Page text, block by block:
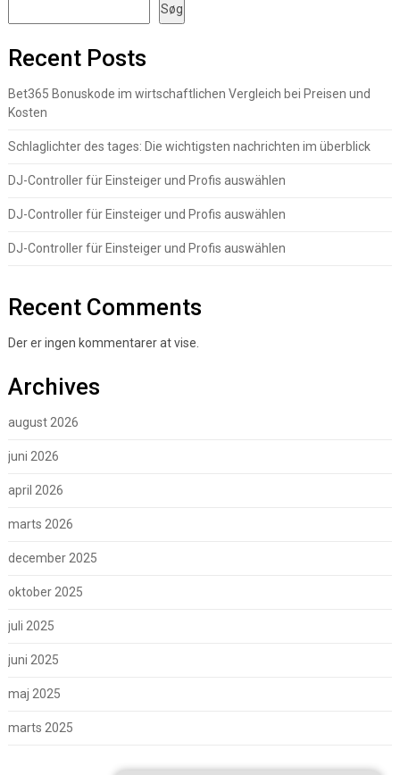
Søg
Recent Posts
Bet365 Bonuskode im wirtschaftlichen Vergleich bei Preisen und
Kosten
Schlaglichter des tages: Die wichtigsten nachrichten im überblick
DJ-Controller für Einsteiger und Profis auswählen
DJ-Controller für Einsteiger und Profis auswählen
DJ-Controller für Einsteiger und Profis auswählen
Recent Comments
Der er ingen kommentarer at vise.
Archives
august 2026
juni 2026
april 2026
marts 2026
december 2025
oktober 2025
juli 2025
juni 2025
maj 2025
marts 2025